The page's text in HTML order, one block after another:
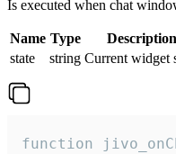
Is executed when chat
Name Type
Description
state
string Current widget
function